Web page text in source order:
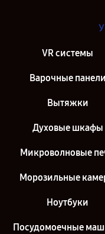
VR системы
Варочные панели
Вытяжки
Духовые шкафы
Микроволновые
Морозильные
Ноутбуки
Посудомоечные